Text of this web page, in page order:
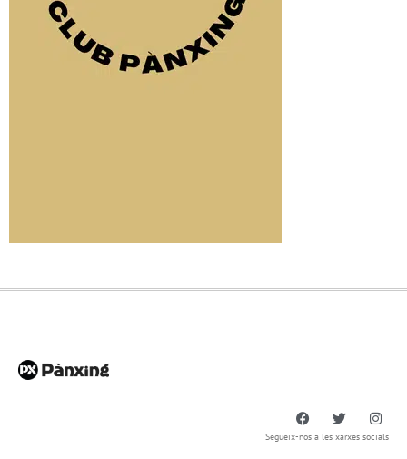
Segueix-nos a les xarxes socials